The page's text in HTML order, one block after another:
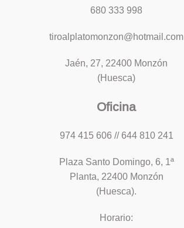
680 333 998
tiroalplatomonzon@hotmail.com
Jaén, 27, 22400 Monzón
(Huesca)
Oficina
974 415 606 // 644 810 241
Plaza Santo Domingo, 6, 1ª
Planta, 22400 Monzón
(Huesca).
Horario: